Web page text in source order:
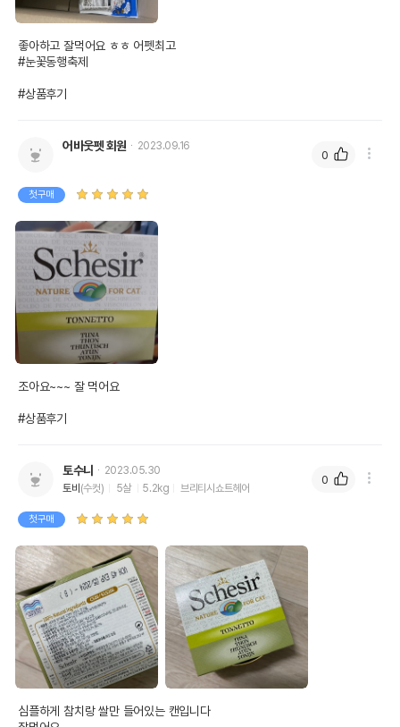
좋아하고 잘먹어요 ㅎㅎ 어펫최고
#눈꽃동행축제
#상품후기
어바웃펫 회원 2023.09.16
첫구매
조아요~~~ 잘 먹어요
#상품후기
0
토수니
2023.05.30
토비 (수컷) 5살 5.2kg 브리티시쇼트헤어
첫구매
심플하게 참치랑 쌀만 들어있는 캔입니다
0